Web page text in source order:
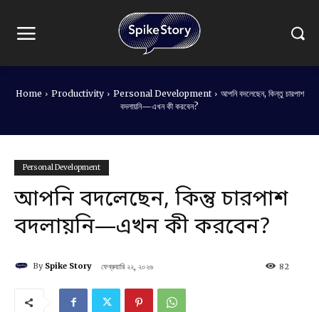
Home Productivity Personal Development
আপনি বদলেছেন, কিন্তু চারপাশ
বদলায়নি—এখন কী করবেন?
Personal Development
আপনি বদলেছেন, কিন্তু চারপাশ
বদলায়নি—এখন কী করবেন?
By Spike Story ফেব্রুয়ারি ২২, ২০২৬ 82